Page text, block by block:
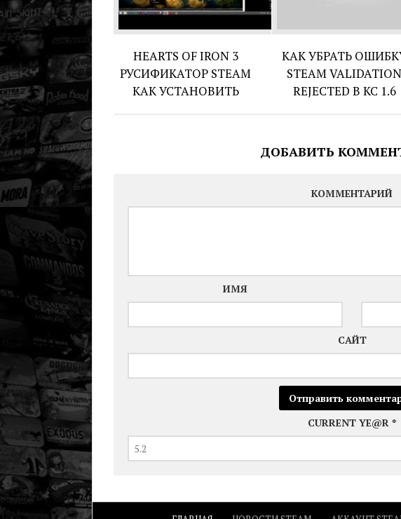
HEARTS OF IRON 3
РУСИФИКАТОР STEAM
КАК УСТАНОВИТЬ
КАК УБРАТЬ
STEAM VALIDATION
REJECTED В КС 1.6
ДОБАВИТЬ
КОММЕНТАРИЙ
ИМЯ
САЙТ
CURRENT YE@R *